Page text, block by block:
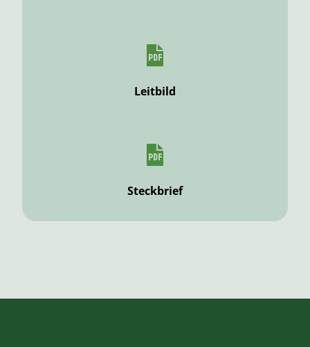
Leitbild
Steckbrief